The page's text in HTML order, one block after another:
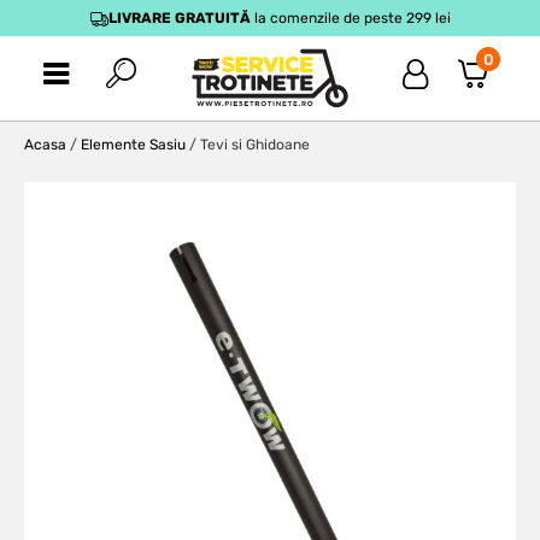
LIVRARE GRATUITĂla comenzile de peste 299 lei
0
Acasa / Elemente Sasiu / Tevi si Ghidoane